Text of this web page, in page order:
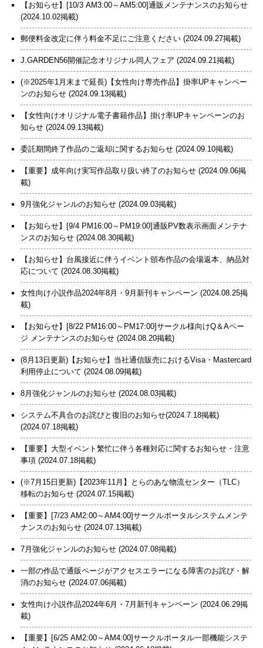
【お知らせ】[10/3 AM3:00～AM5:00]通販メンテナンスのお知らせ
(2024.10.02掲載)
郵便料金改定に伴う料金不足にご注意ください (2024.09.27掲載)
J.GARDEN56開催記念オリジナル同人フェア (2024.09.21掲載)
(※2025年1月末まで延長)【女性向け専売作品】掛率UPキャンペー
ンのお知らせ (2024.09.13掲載)
【女性向けオリジナル電子書籍作品】掛け率UPキャンペーンのお
知らせ (2024.09.13掲載)
委託期間終了作品のご返却に関するお知らせ (2024.09.10掲載)
【重要】成年向け実写作品取り扱い終了のお知らせ (2024.09.06掲
載)
9月強化ジャンルのお知らせ (2024.09.03掲載)
【お知らせ】[9/4 PM16:00～PM19:00]通販PV数表示画面メンテナ
ンスのお知らせ (2024.08.30掲載)
【お知らせ】台風接近に伴うイベント頒布作品の会場返本、納品対
応について (2024.08.30掲載)
女性向け小説作品2024年8月・9月新刊キャンペーン (2024.08.25掲
載)
【お知らせ】[8/22 PM16:00～PM17:00]サークル様向けQ＆Aペー
ジ メンテナンスのお知らせ (2024.08.20掲載)
(8月13日更新)【お知らせ】当社通信販売におけるVisa・Mastercard
利用停止について (2024.08.09掲載)
8月強化ジャンルのお知らせ (2024.08.03掲載)
システム不具合のお詫びと復旧のお知らせ(2024.7.18掲載)
(2024.07.18掲載)
【重要】大型イベント繁忙に伴う各種対応に関するお知らせ・注意
事項 (2024.07.18掲載)
(※7月15日更新)【2023年11月】とらのあな物流センター（TLC）
移転のお知らせ (2024.07.15掲載)
【重要】[7/23 AM2:00～AM4:00]サークルポータルシステムメンテ
ナンスのお知らせ (2024.07.13掲載)
7月強化ジャンルのお知らせ (2024.07.08掲載)
一部の作品で通販ページがアクセスエラーになる障害のお詫び・解
消のお知らせ (2024.07.06掲載)
女性向け小説作品2024年6月・7月新刊キャンペーン (2024.06.29掲
載)
【重要】[6/25 AM2:00～AM4:00]サークルポータル一部機能システ